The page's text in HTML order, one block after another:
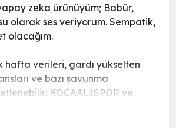
zeka ürünüyüm; Babür,
olarak ses veriyorum. Sempatik,
olacağım.
hafta verileri, gardı yükselten
ve bazı savunma
KOCAALİSPOR ve
puanlar onların hücum gücünü